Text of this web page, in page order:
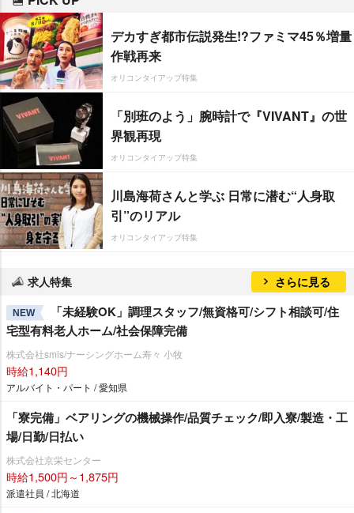
デカすぎ都市伝説発生!?ファミマ45％増量
作戦再来
オリコンタイアップ特集
「別班のよう」腕時計で『VIVANT』の世
界観再現
オリコンタイアップ特集
川島海荷さんと学ぶ 日常に潜む“人身取
引”のリアル
オリコンタイアップ特集
求人特集 さらに見る
NEW
「未経験OK」調理スタッフ/無資格可/シフト相談可/住
宅型有料老人ホーム/社会保障完備
株式会社smis/ナーシングホーム寿々 小牧
時給1,140円
アルバイト・パート / 愛知県
「寮完備」ベアリングの機械操作/品質チェック/即入寮/製造・工
場/日勤/日払い
株式会社京栄センター
時給1,500円～1,875円
派遣社員 / 北海道